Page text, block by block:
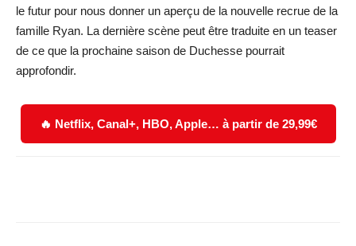
le futur pour nous donner un aperçu de la nouvelle recrue de la
famille Ryan. La dernière scène peut être traduite en un teaser
de ce que la prochaine saison de Duchesse pourrait
approfondir.
🔥 Netflix, Canal+, HBO, Apple… à partir de 29,99€